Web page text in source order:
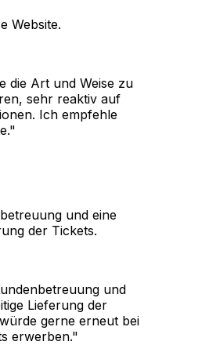
Website.
die Art und Weise zu
sehr reaktiv auf
Ich empfehle
und eine
der Tickets.
und
Lieferung der
gerne erneut bei
erwerben."